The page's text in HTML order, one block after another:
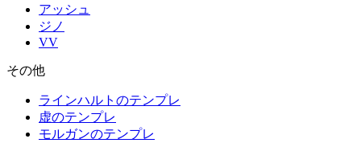
アッシュ
ジノ
VV
その他
ラインハルトのテンプレ
虚のテンプレ
モルガンのテンプレ